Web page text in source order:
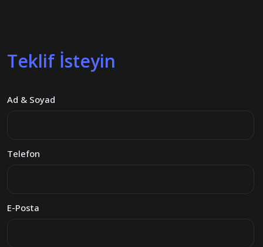
Teklif İsteyin
Ad & Soyad
Telefon
E-Posta